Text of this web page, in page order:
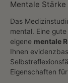
Mentale
Das
mental. Eine gute
eigene mentale
Ihnen
Eigenschaften